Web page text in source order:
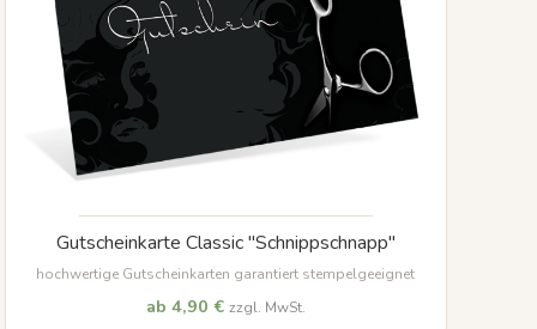
Gutscheinkarte Classic "Schnippschnapp"
hochwertige Gutscheinkarten garantiert stempelgeeignet
ab 4,90 € zzgl. MwSt.